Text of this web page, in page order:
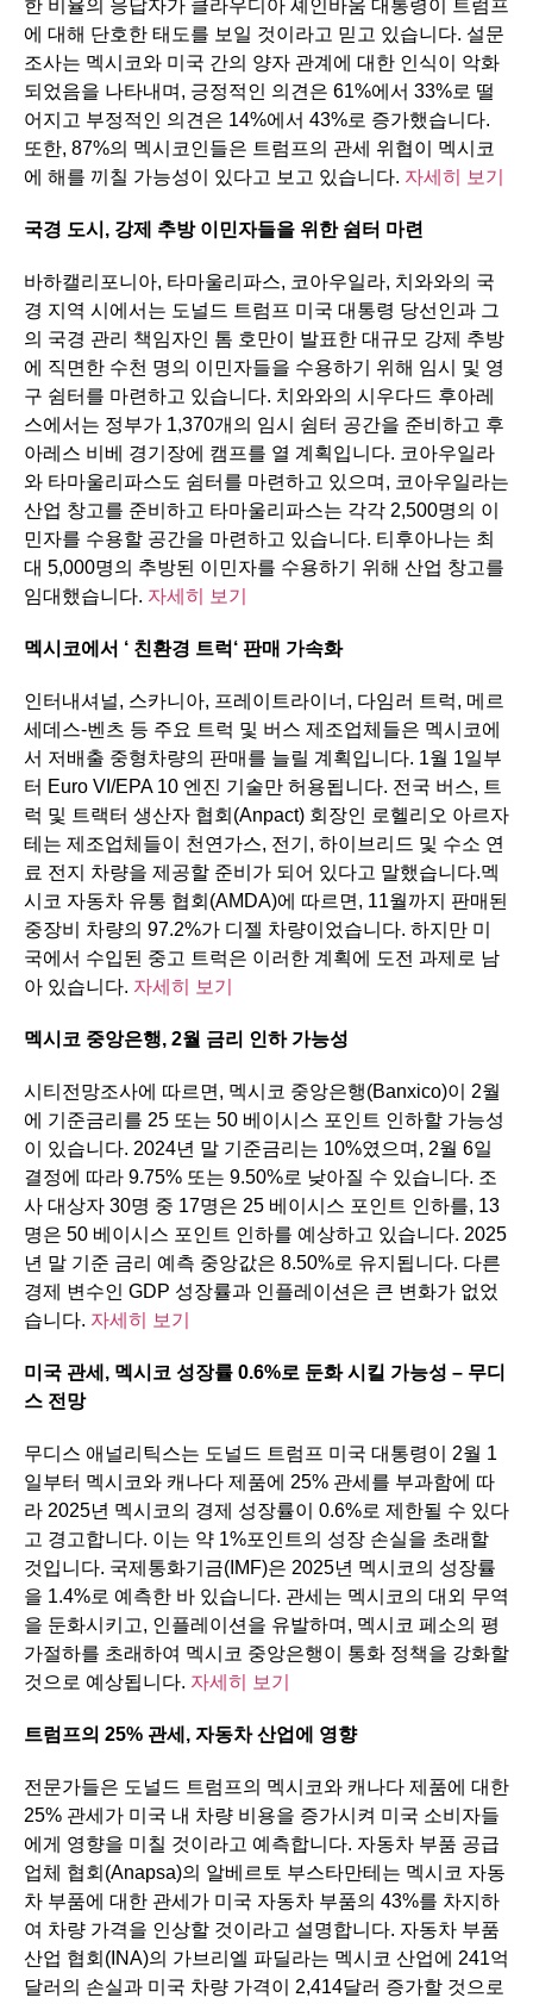
한 비율의 응답자가 클라우디아 셰인바움 대통령이 트럼프
에 대해 단호한 태도를 보일 것이라고 믿고 있습니다. 설문
조사는 멕시코와 미국 간의 양자 관계에 대한 인식이 악화
되었음을 나타내며, 긍정적인 의견은 61%에서 33%로 떨
어지고 부정적인 의견은 14%에서 43%로 증가했습니다.
또한, 87%의 멕시코인들은 트럼프의 관세 위협이 멕시코
에 해를 끼칠 가능성이 있다고 보고 있습니다. 자세히 보기
국경 도시 , 강제 추방 이민자들을 위한 쉼터 마련
바하캘리포니아, 타마울리파스, 코아우일라, 치와와의 국
경 지역 시에서는 도널드 트럼프 미국 대통령 당선인과 그
의 국경 관리 책임자인 톰 호만이 발표한 대규모 강제 추방
에 직면한 수천 명의 이민자들을 수용하기 위해 임시 및 영
구 쉼터를 마련하고 있습니다. 치와와의 시우다드 후아레
스에서는 정부가 1,370개의 임시 쉼터 공간을 준비하고 후
아레스 비베 경기장에 캠프를 열 계획입니다. 코아우일라
와 타마울리파스도 쉼터를 마련하고 있으며, 코아우일라는
산업 창고를 준비하고 타마울리파스는 각각 2,500명의 이
민자를 수용할 공간을 마련하고 있습니다. 티후아나는 최
대 5,000명의 추방된 이민자를 수용하기 위해 산업 창고를
임대했습니다. 자세히 보기
멕시코에서 ‘ 친환경 트럭 ‘ 판매 가속화
인터내셔널, 스카니아, 프레이트라이너, 다임러 트럭, 메르
세데스-벤츠 등 주요 트럭 및 버스 제조업체들은 멕시코에
서 저배출 중형차량의 판매를 늘릴 계획입니다. 1월 1일부
터 Euro VI/EPA 10 엔진 기술만 허용됩니다. 전국 버스, 트
럭 및 트랙터 생산자 협회(Anpact) 회장인 로헬리오 아르자
테는 제조업체들이 천연가스, 전기, 하이브리드 및 수소 연
료 전지 차량을 제공할 준비가 되어 있다고 말했습니다.멕
시코 자동차 유통 협회(AMDA)에 따르면, 11월까지 판매된
중장비 차량의 97.2%가 디젤 차량이었습니다. 하지만 미
국에서 수입된 중고 트럭은 이러한 계획에 도전 과제로 남
아 있습니다. 자세히 보기
멕시코 중앙은행, 2월 금리 인하 가능성
시티전망조사에 따르면, 멕시코 중앙은행(Banxico)이 2월
에 기준금리를 25 또는 50 베이시스 포인트 인하할 가능성
이 있습니다. 2024년 말 기준금리는 10%였으며, 2월 6일
결정에 따라 9.75% 또는 9.50%로 낮아질 수 있습니다. 조
사 대상자 30명 중 17명은 25 베이시스 포인트 인하를, 13
명은 50 베이시스 포인트 인하를 예상하고 있습니다. 2025
년 말 기준 금리 예측 중앙값은 8.50%로 유지됩니다. 다른
경제 변수인 GDP 성장률과 인플레이션은 큰 변화가 없었
습니다. 자세히 보기
미국 관세 , 멕시코 성장률 0.6%로 둔화 시킬 가능성 – 무디
스 전망
무디스 애널리틱스는 도널드 트럼프 미국 대통령이 2월 1
일부터 멕시코와 캐나다 제품에 25% 관세를 부과함에 따
라 2025년 멕시코의 경제 성장률이 0.6%로 제한될 수 있다
고 경고합니다. 이는 약 1%포인트의 성장 손실을 초래할
것입니다. 국제통화기금(IMF)은 2025년 멕시코의 성장률
을 1.4%로 예측한 바 있습니다. 관세는 멕시코의 대외 무역
을 둔화시키고, 인플레이션을 유발하며, 멕시코 페소의 평
가절하를 초래하여 멕시코 중앙은행이 통화 정책을 강화할
것으로 예상됩니다. 자세히 보기
트럼프의 25% 관세 , 자동차 산업에 영향
전문가들은 도널드 트럼프의 멕시코와 캐나다 제품에 대한
25% 관세가 미국 내 차량 비용을 증가시켜 미국 소비자들
에게 영향을 미칠 것이라고 예측합니다. 자동차 부품 공급
업체 협회(Anapsa)의 알베르토 부스타만테는 멕시코 자동
차 부품에 대한 관세가 미국 자동차 부품의 43%를 차지하
여 차량 가격을 인상할 것이라고 설명합니다. 자동차 부품
산업 협회(INA)의 가브리엘 파딜라는 멕시코 산업에 241억
달러의 손실과 미국 차량 가격이 2,414달러 증가할 것으로